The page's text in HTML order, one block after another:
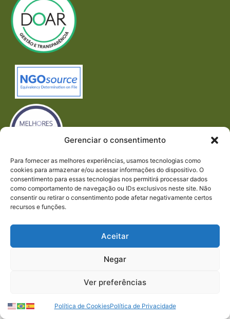
Gerenciar o consentimento
Para fornecer as melhores experiências, usamos tecnologias como
cookies para armazenar e/ou acessar informações do dispositivo. O
consentimento para essas tecnologias nos permitirá processar dados
como comportamento de navegação ou IDs exclusivos neste site. Não
consentir ou retirar o consentimento pode afetar negativamente certos
recursos e funções.
Aceitar
Negar
Ver preferências
Política de CookiesPolítica de Privacidade
Imprensa
REDES SOCIAIS
© 2024 PACTO CONTRA A FOME | TODOS OS
DIREITOS RESERVADOS.